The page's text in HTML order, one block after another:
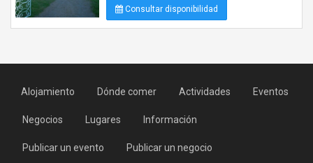
Consultar disponibilidad
Alojamiento Dónde comer Actividades Eventos
Negocios Lugares Información
Publicar un evento Publicar un negocio